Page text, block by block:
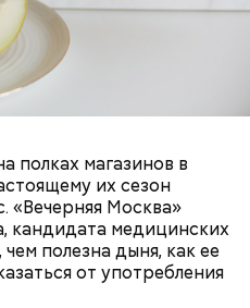
полках магазинов в
их сезон
«Вечерняя Москва»
кандидата медицинских
полезна дыня, как ее
от употребления
А еще именно
дыне желтый
каротиноиды
наше зрение;
действие,
сосудистую
скачки давления;
и не дает сосудам
ПИТАНИЕ
человеку
в рацион несколько
в свежем